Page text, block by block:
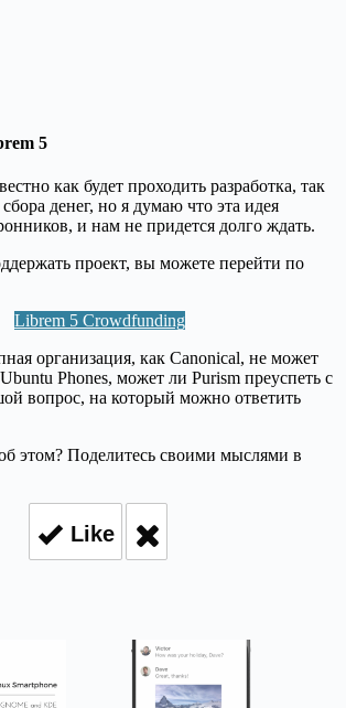
5
как будет проходить разработка, так
денег, но я думаю что эта идея
и нам не придется долго ждать.
проект, вы можете перейти по
Librem 5 Crowdfunding
организация, как Canonical, не может
Phones, может ли Purism преуспеть с
вопрос, на который можно ответить
этом? Поделитесь своими мыслями в
Like